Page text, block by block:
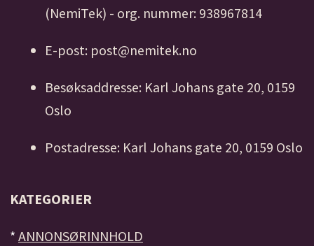
(NemiTek) - org. nummer: 938967814
E-post: post@nemitek.no
Besøksaddresse: Karl Johans gate 20, 0159
Oslo
Postadresse: Karl Johans gate 20, 0159 Oslo
KATEGORIER
* ANNONSØRINNHOLD